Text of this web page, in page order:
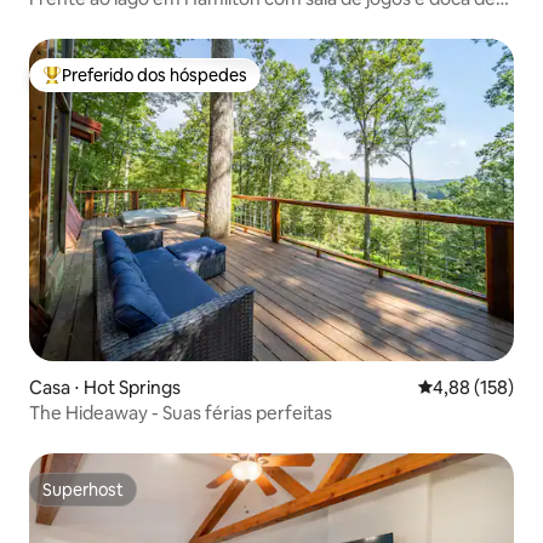
Entre os melhores preferidos dos hóspedes
Preferido dos hóspedes
Casa ⋅ Hot Springs 4,88 de uma
4,88 (158)
The Hideaway - Suas férias perfeitas
Superhost
Superhost